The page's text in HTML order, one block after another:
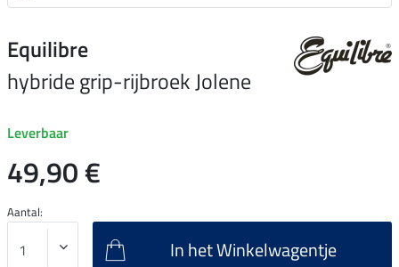
Equilibre
hybride grip-rijbroek Jolene
Leverbaar
49,90 €
Aantal:
In het Winkelwagentje